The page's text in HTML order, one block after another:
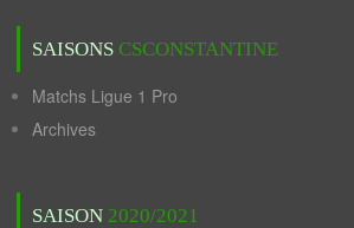
SAISONS CSCONSTANTINE
Matchs Ligue 1 Pro
Archives
SAISON 2020/2021